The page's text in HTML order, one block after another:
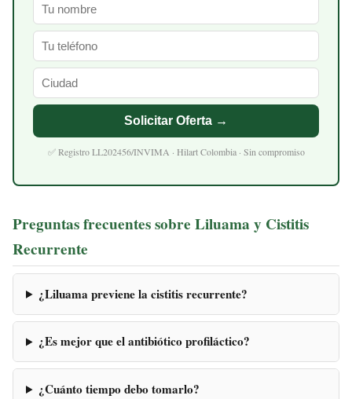
Solicitar Oferta →
✅ Registro LL202456/INVIMA · Hilart Colombia · Sin compromiso
Preguntas frecuentes sobre Liluama y Cistitis
Recurrente
¿Liluama previene la cistitis recurrente?
¿Es mejor que el antibiótico profiláctico?
¿Cuánto tiempo debo tomarlo?